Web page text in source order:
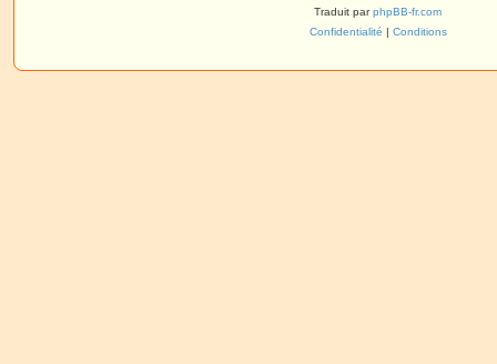
Traduit parphpBB-fr.com
Confidentialité | Conditions